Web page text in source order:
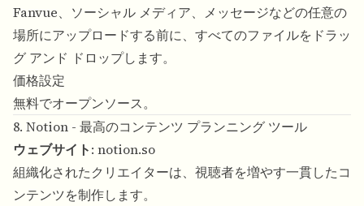
Fanvue、ソーシャル メディア、メッセージなどの任意の
場所にアップロードする前に、すべてのファイルをドラッ
グ アンド ドロップします。
価格設定
無料でオープンソース。
8. Notion - 最高のコンテンツ プランニング ツール
ウェブサイト: notion.so
組織化されたクリエイターは、視聴者を増やす一貫したコ
ンテンツを制作します。